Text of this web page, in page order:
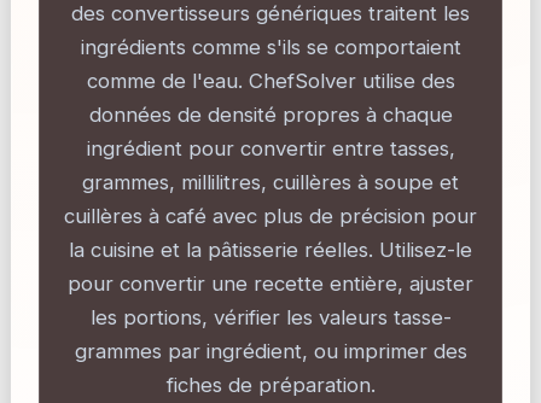
des convertisseurs génériques traitent les
ingrédients comme s'ils se comportaient
comme de l'eau. ChefSolver utilise des
données de densité propres à chaque
ingrédient pour convertir entre tasses,
grammes, millilitres, cuillères à soupe et
cuillères à café avec plus de précision pour
la cuisine et la pâtisserie réelles. Utilisez-le
pour convertir une recette entière, ajuster
les portions, vérifier les valeurs tasse-
grammes par ingrédient, ou imprimer des
fiches de préparation.